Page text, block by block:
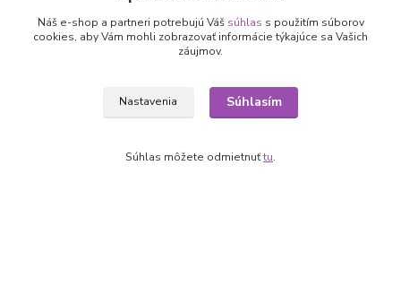
+421 905 531 251
Náš e-shop a partneri potrebujú Váš súhlas s použitím súborov
cookies, aby Vám mohli zobrazovať informácie týkajúce sa Vašich
záujmov.
Nastavenia Súhlasím
Súhlas môžete odmietnuťtu.